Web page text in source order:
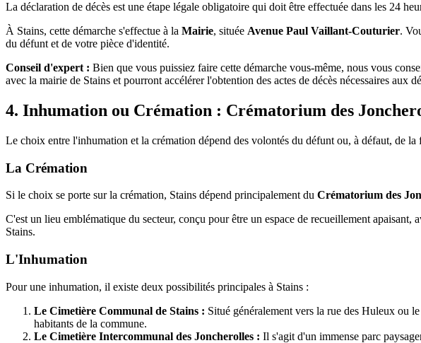
La déclaration de décès est une étape légale obligatoire qui doit être effectuée dans les 24
À Stains, cette démarche s'effectue à la Mairie, située Avenue Paul Vaillant-Couturier.
du défunt et de votre pièce d'identité.
Conseil d'expert : Bien que vous puissiez faire cette démarche vous-même, nous vous
avec la mairie de Stains et pourront accélérer l'obtention des actes de décès nécessaires aux
4. Inhumation ou Crémation : Crématorium des
Le choix entre l'inhumation et la crémation dépend des volontés du défunt ou, à défaut, de
La Crémation
Si le choix se porte sur la crémation, Stains dépend principalement du Crématorium des
C'est un lieu emblématique du secteur, conçu pour être un espace de recueillement
Stains.
L'Inhumation
Pour une inhumation, il existe deux possibilités principales à Stains :
Le Cimetière Communal de Stains : Situé généralement vers la rue des Huleux ou
habitants de la commune.
Le Cimetière Intercommunal des Joncherolles : Il s'agit d'un immense parc